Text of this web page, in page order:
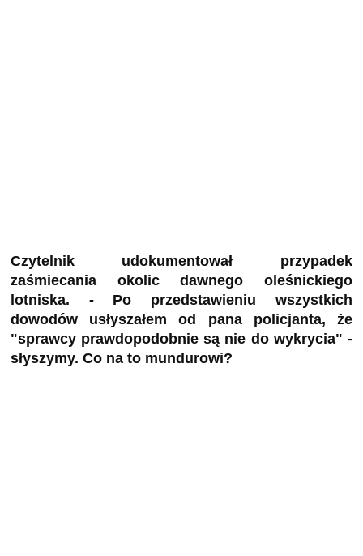
Czytelnik udokumentował przypadek
zaśmiecania okolic dawnego oleśnickiego
lotniska. - Po przedstawieniu wszystkich
dowodów usłyszałem od pana policjanta, że
"sprawcy prawdopodobnie są nie do wykrycia" -
słyszymy. Co na to mundurowi?